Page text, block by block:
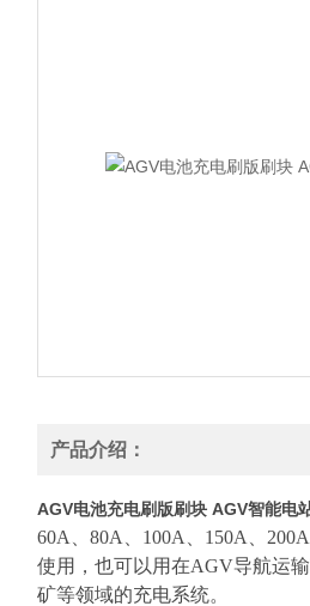
产品介绍：
AGV电池充电刷版刷块 AGV智能电
60A、80A、100A、150A、
使用，也可以用在AGV导航运
矿等领域的充电系统。